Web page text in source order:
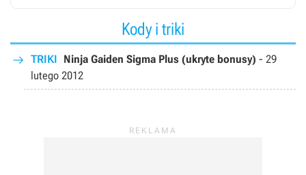
Kody i triki
TRIKI Ninja Gaiden Sigma Plus (ukryte bonusy) - 29
lutego 2012